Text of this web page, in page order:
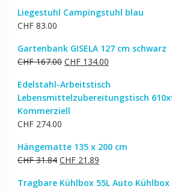
war:
ist:
Liegestuhl Campingstuhl blau
CHF83.00
Gartenbank GISELA 127 cm schwarz
CHF167.00 Ursprünglicher
war:
CHF 167.00
CHF134.00Aktueller
ist:
CHF 134.00.
Edelstahl-Arbeitstisch
Lebensmittelzubereitungstisch
Kommerziell
CHF274.00
Hängematte 135 x 200 cm
CHF31.84 Ursprünglicher
war:
CHF21.89Aktueller
ist:
Tragbare Kühlbox 55L Auto